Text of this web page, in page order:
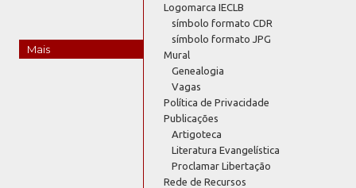
Mais
Logomarca IECLB
símbolo formato CDR
símbolo formato JPG
Mural
Genealogia
Vagas
Política de Privacidade
Publicações
Artigoteca
Literatura Evangelística
Proclamar Libertação
Rede de Recursos